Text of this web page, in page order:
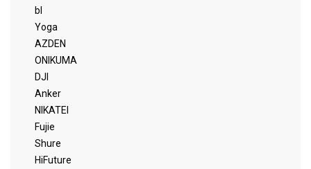
bl
Yoga
AZDEN
ONIKUMA
DJI
Anker
NIKATEI
Fujie
Shure
HiFuture